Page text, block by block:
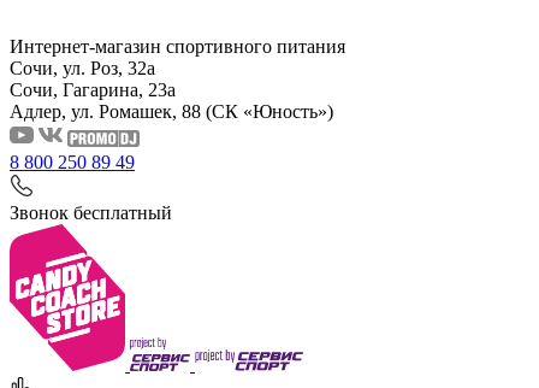
Интернет-магазин спортивного питания
Сочи, ул. Роз, 32а
Сочи, Гагарина, 23а
Адлер, ул. Ромашек, 88 (СК «Юность»)
8 800 250 89 49
Звонок бесплатный